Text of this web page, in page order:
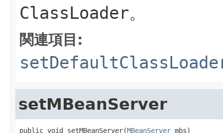
ClassLoader。
関連項目:
setMBeanServer
public void setMBeanServer(MBeanServer mbs)